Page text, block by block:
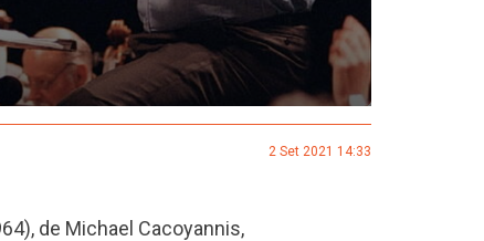
2 Set 2021 14:33
de Michael Cacoyannis,